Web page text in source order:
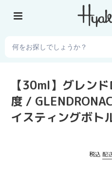
【30ml】グレン
度 /
イスティングボト
税込 配